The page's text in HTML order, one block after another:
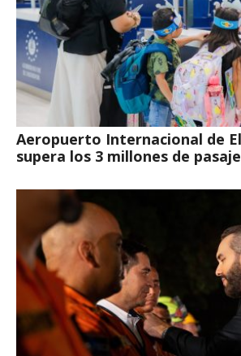
Aeropuerto Internacional de
supera los 3 millones de